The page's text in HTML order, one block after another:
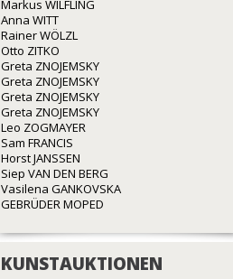
Markus WILFLING
Anna WITT
Rainer WÖLZL
Otto ZITKO
Greta ZNOJEMSKY
Greta ZNOJEMSKY
Greta ZNOJEMSKY
Greta ZNOJEMSKY
Leo ZOGMAYER
Sam FRANCIS
Horst JANSSEN
Siep VAN DEN BERG
Vasilena GANKOVSKA
GEBRÜDER MOPED
KUNSTAUKTIONEN